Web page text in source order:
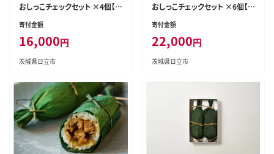
おしっこチェックセット ×4個【
ペット用品 茨城県 日立市 】
寄付金額
16,000円
茨城県日立市
おしっこチェックセット ×6個【
ペット用品 茨城県 日立市 】
寄付金額
22,000円
茨城県日立市